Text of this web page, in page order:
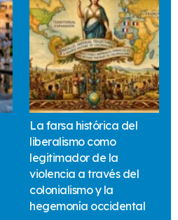
La farsa histórica del
liberalismo como
legitimador de la
violencia a través del
colonialismo y la
hegemonía occidental